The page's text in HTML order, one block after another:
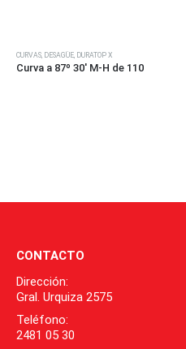
CURVAS, DESAGÜE, DURATOP X
Curva a 87º 30′ M-H de 110
CONTACTO
Dirección:
Gral. Urquiza 2575
Teléfono:
2481 05 30